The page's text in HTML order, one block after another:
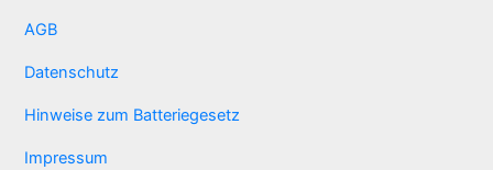
AGB
Datenschutz
Hinweise zum Batteriegesetz
Impressum